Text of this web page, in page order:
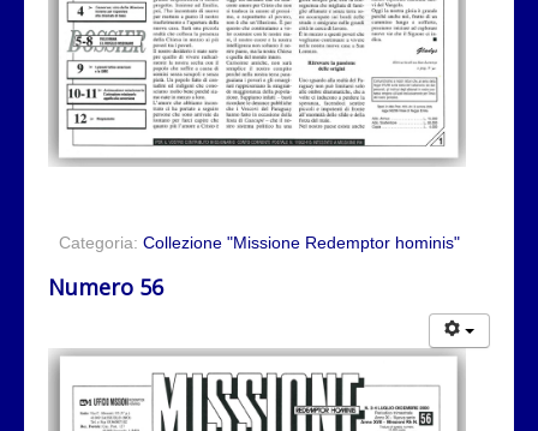
Categoria: Collezione "Missione Redemptor hominis"
Numero 56